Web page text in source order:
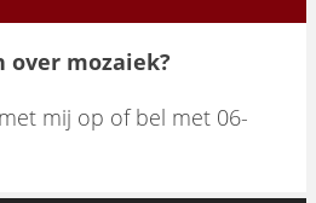
over mozaiek?
met mij op of bel met 06-